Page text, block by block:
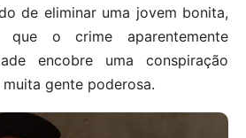
de eliminar uma jovem bonita,
o crime aparentemente
encobre uma conspiração
gente poderosa.